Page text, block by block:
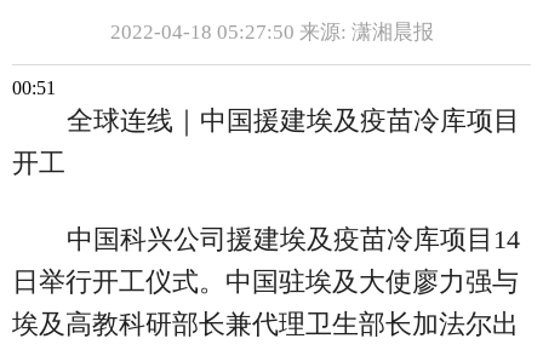
2022-04-18 05:27:50 来源: 潇湘晨报
00:51
全球连线｜中国援建埃及疫苗冷库项目
开工
中国科兴公司援建埃及疫苗冷库项目14
日举行开工仪式。中国驻埃及大使廖力强与
埃及高教科研部长兼代理卫生部长加法尔出